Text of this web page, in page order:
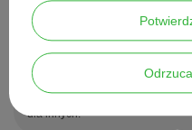
Potrzebujesz
Zadaj pytanie a my odpowiemy
dla innych.